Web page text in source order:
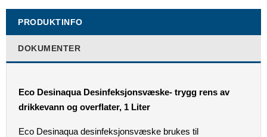
PRODUKTINFO
DOKUMENTER
Eco Desinaqua Desinfeksjonsvæske- trygg rens av
drikkevann og overflater, 1 Liter
Eco Desinaqua desinfeksjonsvæske brukes til